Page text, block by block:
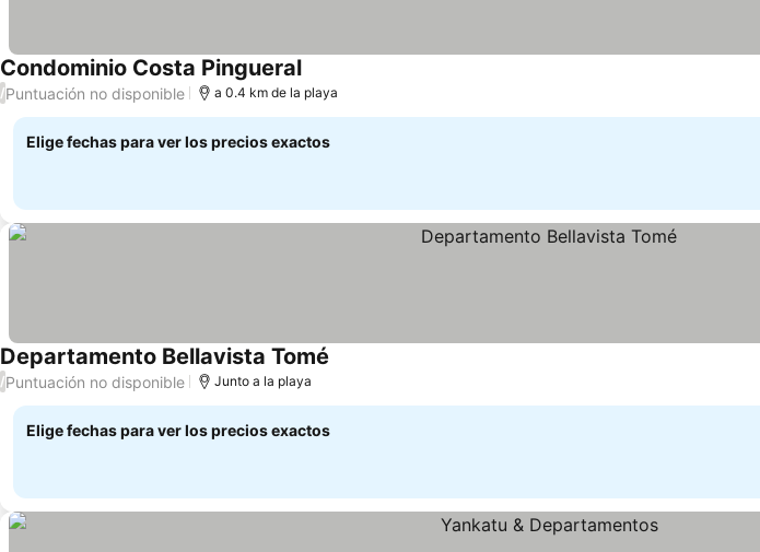
Condominio Costa Pingueral
/Puntuación no disponible a 0.4 km de la playa
Elige fechas para ver los precios exactos
Departamento Bellavista Tomé
/Puntuación no disponible Junto a la playa
Elige fechas para ver los precios exactos